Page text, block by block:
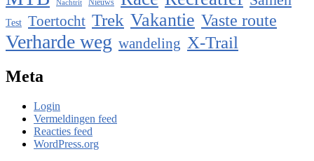
Nachtrit Nieuws
Test Toertocht Trek Vakantie Vaste route
Verharde weg wandeling X-Trail
Meta
Login
Vermeldingen feed
Reacties feed
WordPress.org